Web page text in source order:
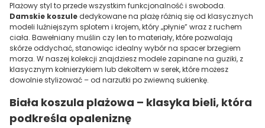
Plażowy styl to przede wszystkim funkcjonalność i swoboda.
Damskie koszulededykowane na plażę różnią się od klasycznych
modeli luźniejszym splotem i krojem, który „płynie” wraz z ruchem
ciała. Bawełniany muślin czy len to materiały, które pozwalają
skórze oddychać, stanowiąc idealny wybór na spacer brzegiem
morza. W naszej kolekcji znajdziesz modele zapinane na guziki, z
klasycznym kołnierzykiem lub dekoltem w serek, które możesz
dowolnie stylizować – od narzutki po zwiewną sukienkę.
Biała koszula plażowa – klasyka bieli, która
podkreśla opaleniznę